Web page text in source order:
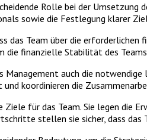
Rolle bei der
sowie die Festlegung klarer
das Team über die
die finanzielle Stabilität des
auch die notwendige
koordinieren die
für das Team. Sie legen die
stellen sie sicher, dass